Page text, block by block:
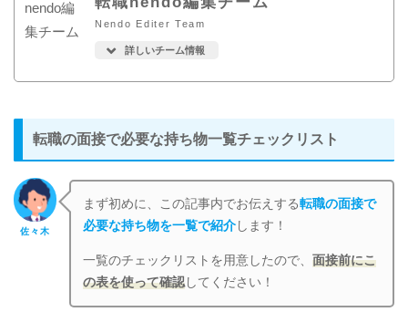
Nendo Editer Team
詳しいチーム情報
転職の面接で必要な持ち物一覧チェックリスト
佐々木
まず初めに、この記事内でお伝えする転職の面接で
必要な持ち物を一覧で紹介 します！
一覧のチェックリストを用意したので、面接前にこ
の表を使って確認 してください！